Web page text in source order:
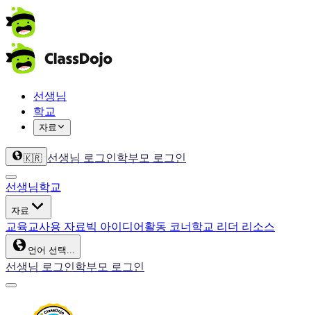
선생님
학교
자료
🇰🇷 선생님 로그인학부모 로그인
선생님학교
자료
교육교사용 자료빅 아이디어활동 코너학교 리더 리소스
언어 선택...
선생님 로그인학부모 로그인